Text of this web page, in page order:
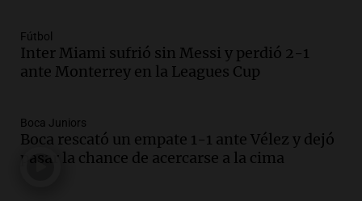
Audio.El orgullo y el sueño argentino de
Jorge Messi en una entrevista con Rony
Episodios
Audio.El abuelo de Agostina Vega, tras
Fútbol
Inter Miami sufrió sin Messi y perdió 2-1
ante Monterrey en la Leagues Cup
Boca Juniors
Boca rescató un empate 1-1 ante Vélez y dejó
pasar la chance de acercarse a la cima